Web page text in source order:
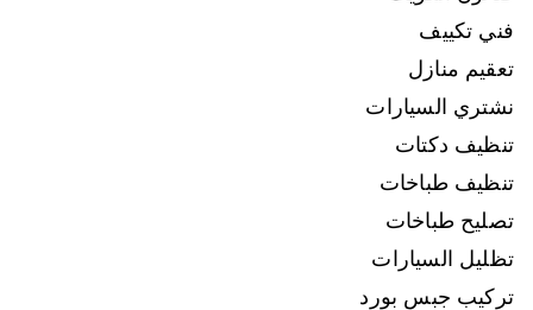
فني تكييف
تعقيم منازل
نشتري السيارات
تنظيف دكتات
تنظيف طباخات
تصليح طباخات
تظليل السيارات
تركيب جبس بورد